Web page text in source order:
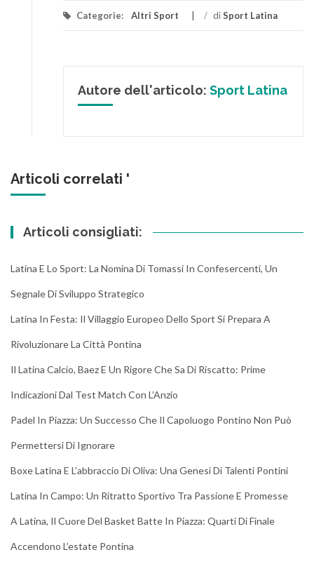
Categorie: Altri Sport / diSport Latina
Autore dell'articolo: Sport Latina
Articoli correlati '
Articoli consigliati:
Latina E Lo Sport: La Nomina Di Tomassi In Confesercenti, Un
Segnale Di Sviluppo Strategico
Latina In Festa: Il Villaggio Europeo Dello Sport Si Prepara A
Rivoluzionare La Città Pontina
Il Latina Calcio, Baez E Un Rigore Che Sa Di Riscatto: Prime
Indicazioni Dal Test Match Con L’Anzio
Padel In Piazza: Un Successo Che Il Capoluogo Pontino Non Può
Permettersi Di Ignorare
Boxe Latina E L’abbraccio Di Oliva: Una Genesi Di Talenti Pontini
Latina In Campo: Un Ritratto Sportivo Tra Passione E Promesse
A Latina, Il Cuore Del Basket Batte In Piazza: Quarti Di Finale
Accendono L’estate Pontina